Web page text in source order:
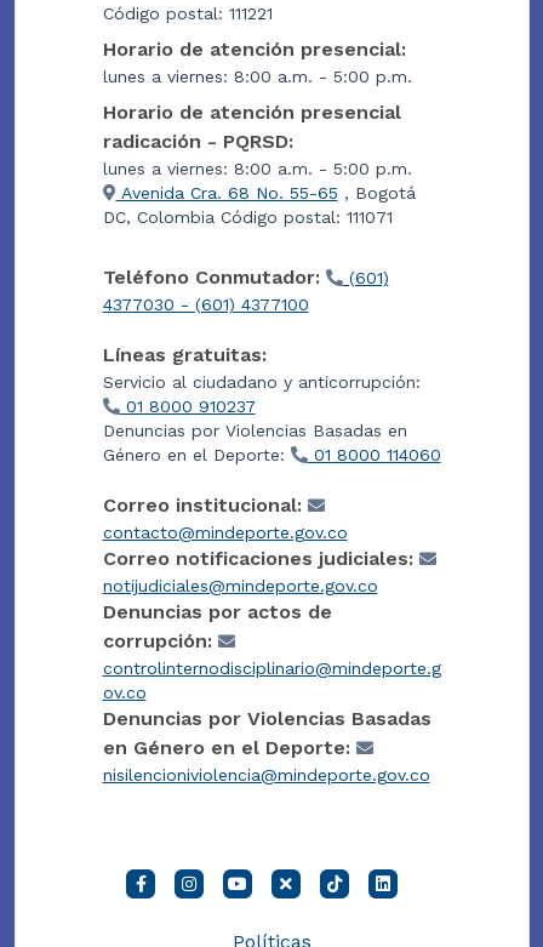
Código postal: 111221
Horario de atención presencial:
lunes a viernes: 8:00 a.m. - 5:00 p.m.
Horario de atención presencial
radicación - PQRSD:
lunes a viernes: 8:00 a.m. - 5:00 p.m.
Avenida Cra. 68 No. 55-65 , Bogotá
DC, Colombia Código postal: 111071
Teléfono Conmutador:
(601)
4377030 - (601) 4377100
Líneas gratuitas:
Servicio al ciudadano y anticorrupción:
01 8000 910237
Denuncias por Violencias Basadas en
Género en el Deporte:
01 8000 114060
Correo institucional:
contacto@mindeporte.gov.co
Correo notificaciones judiciales:
notijudiciales@mindeporte.gov.co
Denuncias por actos de
corrupción:
controlinternodisciplinario@mindeporte.g
ov.co
Denuncias por Violencias Basadas
en Género en el Deporte:
nisilencioniviolencia@mindeporte.gov.co
Políticas